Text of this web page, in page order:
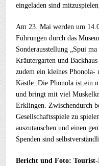
eingeladen sind
Am 23. Mai werden um
Führungen durch das
Sonderausstellung „Spui
Kräutergarten und
zudem ein kleines
Kästle. Die Phonola ist ein
und bringt mit viel
Erklingen. Zwischendurch
Gesellschaftsspiele zu
auszutauschen und einen
Spenden sind
Bericht und Foto: